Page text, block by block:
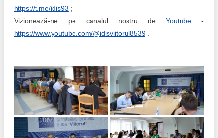
https://t.me/idis93 ;
Vizionează-ne pe canalul nostru deYoutube -
https://www.youtube.com/@idisviitorul8539.